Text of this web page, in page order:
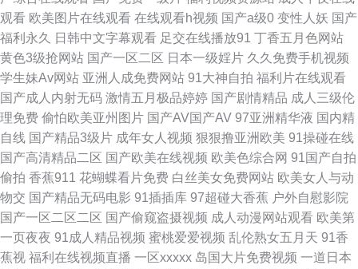
幕一区 韩日色资源 久久av影院 人妖一级片 日本色狼人 91AV狼友社 在线观
看视频污 97在线视频总站 超碰91大片 麻豆传媒网站网址 97超碰亚洲天堂
超碰人妻97 国产aa麻豆 国产精品草草 久久副利网 美女黄com 欧美色网 欧
洲综合色 深夜福利视频网站 午夜激情av网站 在线超碰91 91九色123区 97色
骚 www欧美 岛国动作片网站 日韩性爱导航 后入巨乳白虎91 免费的av网站
日韩精品四区 微拍福利91 午夜剧场黄色 伊人香集Av 51福利社TV 91导航 97
豆花 av福利资源 操碰91 福利微拍陈可心 国产色网 黑丝91久久 狼友导航主
观看 欧美图片在线观看 在线观看h视频 国产a级0 变性人妖 国产
福利永久
日韩中文字幕观看 足交在线播放91 丁香五月色网站
黄色3级抢网站 国产一区二区 日本一级婬片 久久免费手机视频
学生妹Av网站 亚洲人成免费网站 91大神自拍 福利片在线观看
国产成人内射无码 激情五月极品婷婷 国产剧情精品 成人三级伦
理免费 偷怕欧美亚州图片 国产AV国产AV 97亚洲精华液 国内精
自线 国产精品3级片 成年女人视频 狠狠撸亚洲欧美 91操碰在线
国产高清精品二区 国产欧美在线视频 欧美色综合网 91国产自拍
偷拍 香蕉911 花蝴蝶看片免费 白丝美女免费网站 欧美女人与动
物交 国产精品无码电影 91插插库 97超碰大香蕉 户外自慰影院
国产一区二区二区 国产偷窥盗摄视频 成人动漫网站观看 欧美第
一页夜夜 91成人精品视频 蜜桃爱爱视频 乱伦熟女五月天 91香
蕉视 福利在线视频直播 一区xxxxx 岛国大片免费视频 一道日本